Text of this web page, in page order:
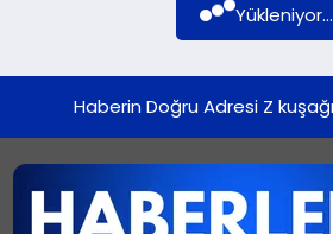
SPOR
TEKNOLOJI
Yükleniyor...
Haberin Doğru Adresi Z